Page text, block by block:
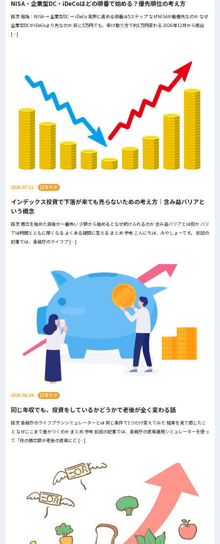
NISA・企業型DC・iDeCoはどの順番で始める？優先順位の考え方
目次 結論：NISA → 企業型DC → iDeCo 実際に進める順番は5ステップ なぜNISAが最優先なのか なぜ
企業型DCがiDeCoより先なのか 同じ5万円でも、受け取り方で約1万円変わる 2026年12月から拠出
[…]
2026.07.21 日常ネタ
インデックス投資で下落が来ても売らないための考え方｜含み益バリアと
いう概念
目次 積立を始めた直後が一番怖い 少額から始めるとなぜ続けられるのか 含み益バリアとは何か バリ
アは時間とともに厚くなる よくある疑問に答える まとめ 参考 こんにちは、みやしょーです。 前回の
記事では、金融庁のライフプ […]
2026.06.24 日常ネタ
同じ年収でも、投資をしているかどうかで老後が全く変わる話
目次 金融庁のライフプランシミュレーターとは 同じ条件で1つだけ変えてみた 結果を見て感じたこ
と なぜここまで差がつくのか まとめ 参考 前回の記事では、金融庁の資産運用シミュレーターを使っ
て「月の積立額が老後の資産にど […]